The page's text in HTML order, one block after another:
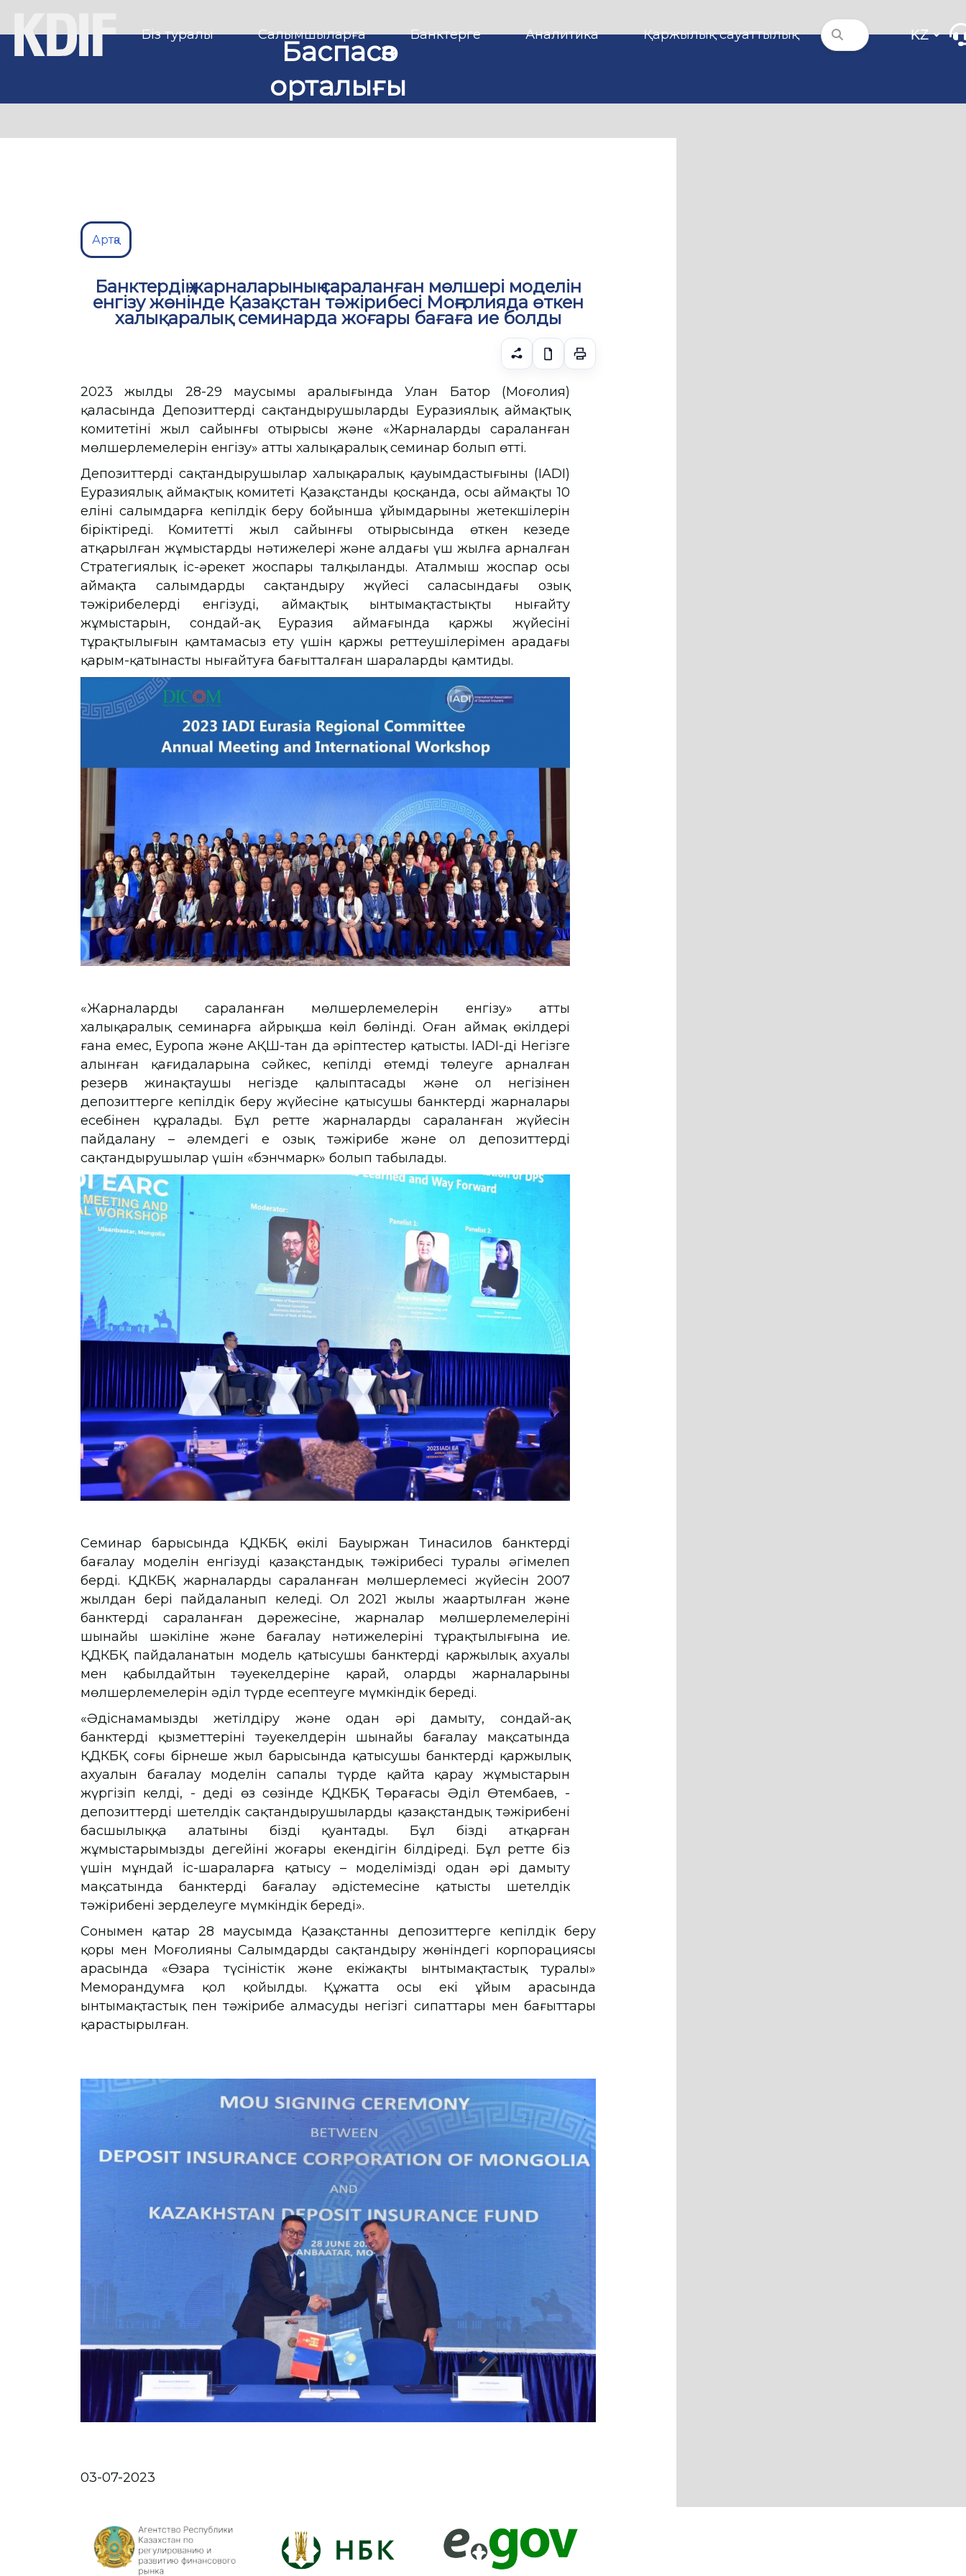
Біз туралы Салымшыларға Банктерге Аналитика Қаржылық сауаттылық
Баспасөз
орталығы
Артқа
Банктердің жарналарының сараланған мөлшері моделін
енгізу жөнінде Қазақстан тәжірибесі Моңғолияда өткен
халықаралық семинарда жоғары бағаға ие болды
2023 жылдың 28-29 маусымы аралығында Улан Батор (Моңғолия)
қаласында Депозиттерді сақтандырушылардың Еуразиялық аймақтық
комитетінің жыл сайынғы отырысы және «Жарналардың сараланған
мөлшерлемелерін енгізу» атты халықаралық семинар болып өтті.
Депозиттерді сақтандырушылар халықаралық қауымдастығының (IADI)
Еуразиялық аймақтық комитеті Қазақстанды қосқанда, осы аймақтың 10
елінің салымдарға кепілдік беру бойынша ұйымдарының жетекшілерін
біріктіреді. Комитеттің жыл сайынғы отырысында өткен кезеңде
атқарылған жұмыстардың нәтижелері және алдағы үш жылға арналған
Стратегиялық іс-әрекет жоспары талқыланды. Аталмыш жоспар осы
аймақта салымдарды сақтандыру жүйесі саласындағы озық
тәжірибелерді енгізуді, аймақтық ынтымақтастықты нығайту
жұмыстарын, сондай-ақ Еуразия аймағында қаржы жүйесінің
тұрақтылығын қамтамасыз ету үшін қаржы реттеушілерімен арадағы
қарым-қатынасты нығайтуға бағытталған шараларды қамтиды.
«Жарналардың сараланған мөлшерлемелерін енгізу» атты
халықаралық семинарға айрықша көңіл бөлінді. Оған аймақ өкілдері
ғана емес, Еуропа және АҚШ-тан да әріптестер қатысты. IADI-дің Негізге
алынған қағидаларына сәйкес, кепілді өтемді төлеуге арналған
резерв жинақтаушы негізде қалыптасады және ол негізінен
депозиттерге кепілдік беру жүйесіне қатысушы банктердің жарналары
есебінен құралады. Бұл ретте жарналардың сараланған жүйесін
пайдалану – әлемдегі ең озық тәжірибе және ол депозиттерді
сақтандырушылар үшін «бэнчмарк» болып табылады.
Семинар барысында ҚДКБҚ өкілі Бауыржан Тинасилов банктерді
бағалау моделін енгізудің қазақстандық тәжірибесі туралы әңгімелеп
берді. ҚДКБҚ жарналардың сараланған мөлшерлемесі жүйесін 2007
жылдан бері пайдаланып келеді. Ол 2021 жылы жаңартылған және
банктердің сараланған дәрежесіне, жарналар мөлшерлемелерінің
шынайы шәкіліне және бағалау нәтижелерінің тұрақтылығына ие.
ҚДКБҚ пайдаланатын модель қатысушы банктердің қаржылық ахуалы
мен қабылдайтын тәуекелдеріне қарай, олардың жарналарының
мөлшерлемелерін әділ түрде есептеуге мүмкіндік береді.
«Әдіснамамызды жетілдіру және одан әрі дамыту, сондай-ақ
банктердің қызметтерінің тәуекелдерін шынайы бағалау мақсатында
ҚДКБҚ соңғы бірнеше жыл барысында қатысушы банктердің қаржылық
ахуалын бағалау моделін сапалы түрде қайта қарау жұмыстарын
жүргізіп келді, - деді өз сөзінде ҚДКБҚ Төрағасы Әділ Өтембаев, -
депозиттерді шетелдік сақтандырушылардың қазақстандық тәжірибені
басшылыққа алатыны бізді қуантады. Бұл біздің атқарған
жұмыстарымыздың деңгейінің жоғары екендігін білдіреді. Бұл ретте біз
үшін мұндай іс-шараларға қатысу – моделімізді одан әрі дамыту
мақсатында банктерді бағалау әдістемесіне қатысты шетелдік
тәжірибені зерделеуге мүмкіндік береді».
Сонымен қатар 28 маусымда Қазақстанның депозиттерге кепілдік беру
қоры мен Моңғолияның Салымдарды сақтандыру жөніндегі корпорациясы
арасында «Өзара түсіністік және екіжақты ынтымақтастық туралы»
Меморандумға қол қойылды. Құжатта осы екі ұйым арасында
ынтымақтастық пен тәжірибе алмасудың негізгі сипаттары мен бағыттары
қарастырылған.
03-07-2023